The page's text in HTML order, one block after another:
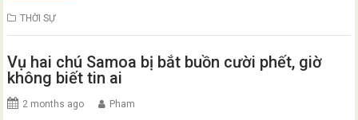
THỜI SỰ
Vụ hai chú Samoa bị bắt buồn cười phết, giờ
không biết tin ai
2 months ago Pham